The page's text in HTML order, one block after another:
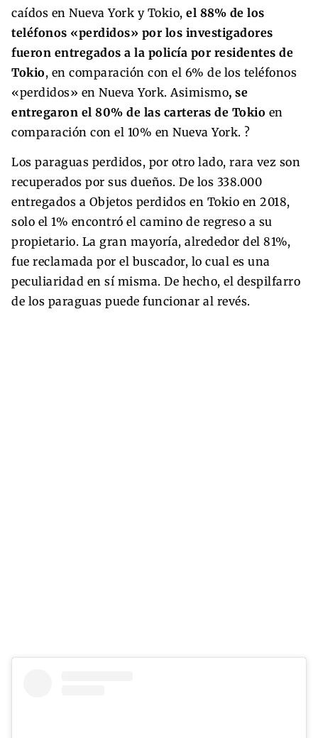
caídos en Nueva York y Tokio, el 88% de los
teléfonos «perdidos» por los investigadores
fueron entregados a la policía por residentes de
Tokio, en comparación con el 6% de los teléfonos
«perdidos» en Nueva York. Asimismo, se
entregaron el 80% de las carteras de Tokio en
comparación con el 10% en Nueva York. ?
Los paraguas perdidos, por otro lado, rara vez son
recuperados por sus dueños. De los 338.000
entregados a Objetos perdidos en Tokio en 2018,
solo el 1% encontró el camino de regreso a su
propietario. La gran mayoría, alrededor del 81%,
fue reclamada por el buscador, lo cual es una
peculiaridad en sí misma. De hecho, el despilfarro
de los paraguas puede funcionar al revés.